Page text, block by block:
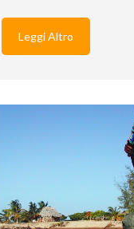
Leggi Altro